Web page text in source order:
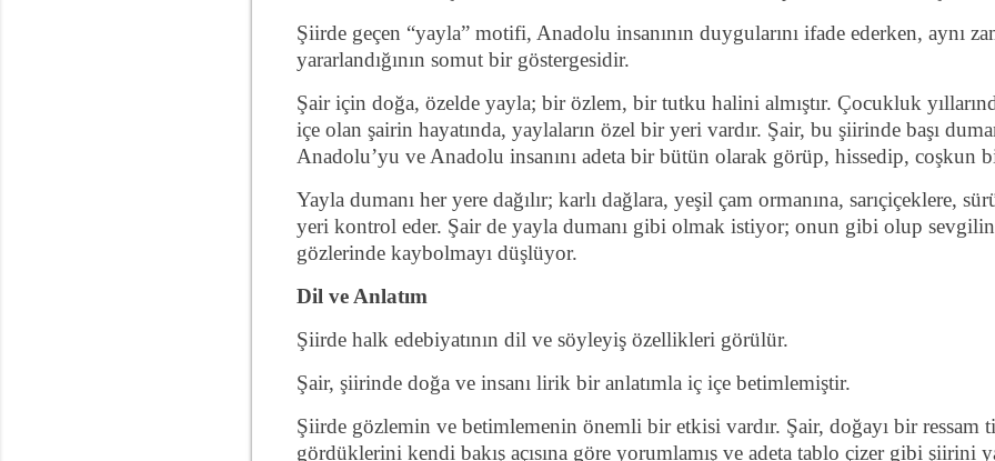
Şiirde geçen “yayla” motifi, Anadolu insanının duygularını ifade ederken, aynı
yararlandığının somut bir göstergesidir.
Şair için doğa, özelde yayla; bir özlem, bir tutku halini almıştır. Çocukluk
içe olan şairin hayatında, yaylaların özel bir yeri vardır. Şair, bu şiirinde başı
Anadolu’yu ve Anadolu insanını adeta bir bütün olarak görüp, hissedip, coşkun
Yayla dumanı her yere dağılır; karlı dağlara, yeşil çam ormanına, sarıçiçeklere,
yeri kontrol eder. Şair de yayla dumanı gibi olmak istiyor; onun gibi olup
gözlerinde kaybolmayı düşlüyor.
Dil ve Anlatım
Şiirde halk edebiyatının dil ve söyleyiş özellikleri görülür.
Şair, şiirinde doğa ve insanı lirik bir anlatımla iç içe betimlemiştir.
Şiirde gözlemin ve betimlemenin önemli bir etkisi vardır. Şair, doğayı bir ressam
gördüklerini kendi bakış açısına göre yorumlamış ve adeta tablo çizer gibi şiirini